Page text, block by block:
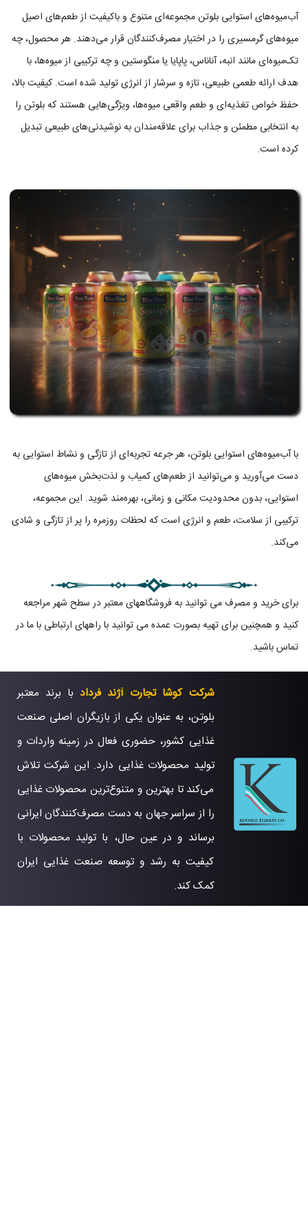
آب‌میوه‌های استوایی بلوتن مجموعه‌ای متنوع و باکیفیت از طعم‌های اصیل
میوه‌های گرمسیری را در اختیار مصرف‌کنندگان قرار می‌دهند. هر محصول، چه
تک‌میوه‌ای مانند انبه، آناناس، پاپایا یا منگوستین و چه ترکیبی از میوه‌ها، با
هدف ارائه طعمی طبیعی، تازه و سرشار از انرژی تولید شده است. کیفیت بالا،
حفظ خواص تغذیه‌ای و طعم واقعی میوه‌ها، ویژگی‌هایی هستند که بلوتن را
به انتخابی مطمئن و جذاب برای علاقه‌مندان به نوشیدنی‌های طبیعی تبدیل
کرده است.
با آب‌میوه‌های استوایی بلوتن، هر جرعه تجربه‌ای از تازگی و نشاط استوایی به
دست می‌آورید و می‌توانید از طعم‌های کمیاب و لذت‌بخش میوه‌های
استوایی، بدون محدودیت مکانی و زمانی، بهره‌مند شوید. این مجموعه،
ترکیبی از سلامت، طعم و انرژی است که لحظات روزمره را پر از تازگی و شادی
می‌کند.
برای خرید و مصرف می توانید به فروشگاههای معتبر در سطح شهر مراجعه
کنید و همچنین برای تهیه بصورت عمده می توانید با راههای ارتباطی با ما در
تماس باشید.
شرکت کوشا تجارت آژند فردادبا برند معتبر
بلوتن، به عنوان یکی از بازیگران اصلی صنعت
غذایی کشور، حضوری فعال در زمینه واردات و
تولید محصولات غذایی دارد. این شرکت تلاش
می‌کند تا بهترین و متنوع‌ترین محصولات غذایی
را از سراسر جهان به دست مصرف‌کنندگان ایرانی
برساند و در عین حال، با تولید محصولات با
کیفیت به رشد و توسعه صنعت غذایی ایران
کمک کند.